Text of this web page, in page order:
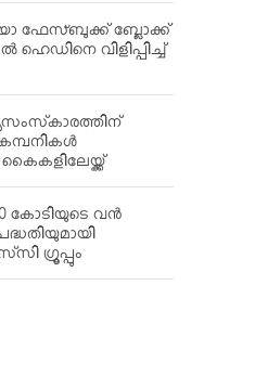
ഫേസ്ബുക്ക് ബ്ലോക്ക്
ഹെഡിനെ വിളിപ്പിച്ച്
കമ്പനികള്‍
കോടിയുടെ വന്‍
ഗ്രൂപ്പും